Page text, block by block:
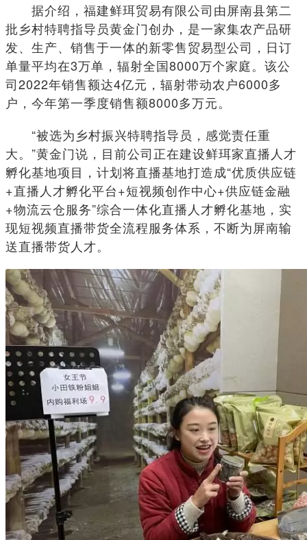
据介绍，福建鲜珥贸易有限公司由屏南县第二
批乡村特聘指导员黄金门创办，是一家集农产品研
发、生产、销售于一体的新零售贸易型公司，日订
单量平均在3万单，辐射全国8000万个家庭。该公
司2022年销售额达4亿元，辐射带动农户6000多
户，今年第一季度销售额8000多万元。
“被选为乡村振兴特聘指导员，感觉责任重
大。”黄金门说，目前公司正在建设鲜珥家直播人才
孵化基地项目，计划将直播基地打造成“优质供应链
+直播人才孵化平台+短视频创作中心+供应链金融
+物流云仓服务”综合一体化直播人才孵化基地，实
现短视频直播带货全流程服务体系，不断为屏南输
送直播带货人才。